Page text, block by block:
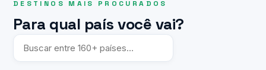
DESTINOS MAIS PROCURADOS
Para qual país você vai?